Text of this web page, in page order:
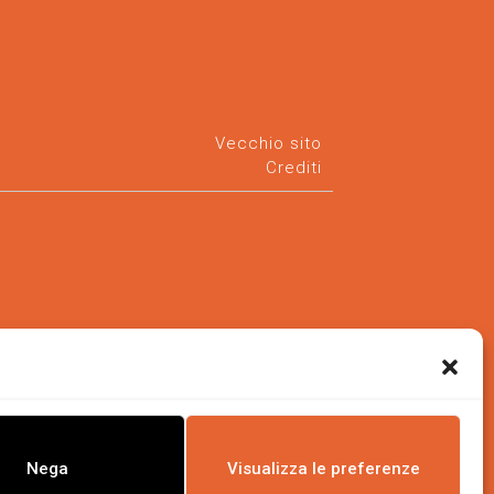
Nega Visualizza le preferenze
Vecchio sito
Crediti